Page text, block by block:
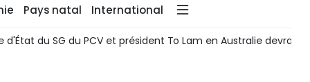
Pays natal International
d'État du SG du PCV et président To Lam en Australie